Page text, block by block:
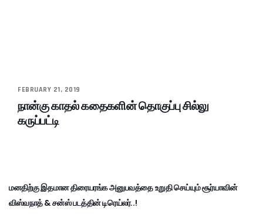
FEBRUARY 21, 2019
நான்கு காதல் கதைகளின் தொகுப்பு சில்லு
கருப்பட்டி
மனதிற்கு இதமான திரையரங்க அனுபவத்தை உறுதி செய்யும் சூர்யாவின்
விஸ்வநாத் & சன்ஸ் படத்தின் டிரெய்லர்..!